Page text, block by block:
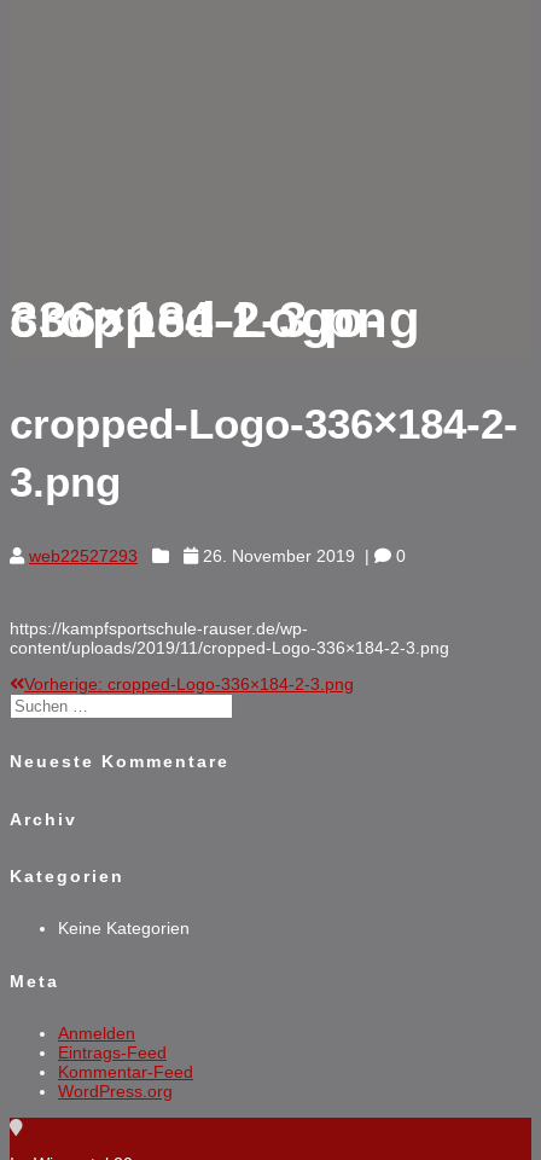
cropped-Logo-336×184-2-3.png
cropped-Logo-336×184-2-
3.png
web22527293 26. November 2019 | 0
https://kampfsportschule-rauser.de/wp-
content/uploads/2019/11/cropped-Logo-336×184-2-3.png
Beitragsnavigation
Vorherige: Vorheriger
cropped-Logo-336×184-2-3.png
Suchen
nach:
Neueste Kommentare
Archiv
Kategorien
Keine Kategorien
Meta
Anmelden
Eintrags-Feed
Kommentar-Feed
WordPress.org